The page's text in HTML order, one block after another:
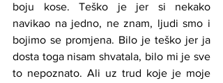
boju kose. Teško je jer si nekako
navikao na jedno, ne znam, ljudi smo i
bojimo se promjena. Bilo je teško jer ja
dosta toga nisam shvatala, bilo mi je sve
to nepoznato. Ali uz trud koje je moje